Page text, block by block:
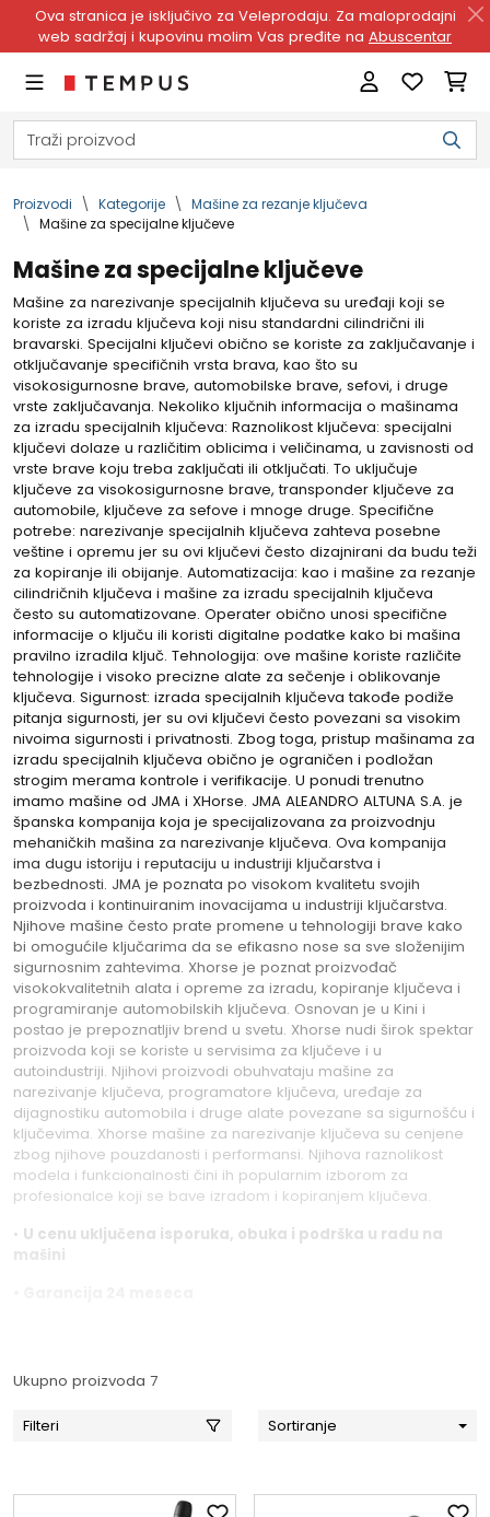
Ova stranica je isključivo za Veleprodaju. Za maloprodajni
web sadržaj i kupovinu molim Vas pređite na Abuscentar
Proizvodi Kategorije
Mašine za rezanje ključeva
Mašine za specijalne ključeve
Mašine za specijalne ključeve
Mašine za narezivanje specijalnih ključeva su uređaji koji se
koriste za izradu ključeva koji nisu standardni cilindrični ili
bravarski. Specijalni ključevi obično se koriste za zaključavanje i
otključavanje specifičnih vrsta brava, kao što su
visokosigurnosne brave, automobilske brave, sefovi, i druge
vrste zaključavanja. Nekoliko ključnih informacija o mašinama
za izradu specijalnih ključeva: Raznolikost ključeva: specijalni
ključevi dolaze u različitim oblicima i veličinama, u zavisnosti od
vrste brave koju treba zaključati ili otključati. To uključuje
ključeve za visokosigurnosne brave, transponder ključeve za
automobile, ključeve za sefove i mnoge druge. Specifične
potrebe: narezivanje specijalnih ključeva zahteva posebne
veštine i opremu jer su ovi ključevi često dizajnirani da budu teži
za kopiranje ili obijanje. Automatizacija: kao i mašine za rezanje
cilindričnih ključeva i mašine za izradu specijalnih ključeva
često su automatizovane. Operater obično unosi specifične
informacije o ključu ili koristi digitalne podatke kako bi mašina
pravilno izradila ključ. Tehnologija: ove mašine koriste različite
tehnologije i visoko precizne alate za sečenje i oblikovanje
ključeva. Sigurnost: izrada specijalnih ključeva takođe podiže
pitanja sigurnosti, jer su ovi ključevi često povezani sa visokim
nivoima sigurnosti i privatnosti. Zbog toga, pristup mašinama za
izradu specijalnih ključeva obično je ograničen i podložan
strogim merama kontrole i verifikacije. U ponudi trenutno
imamo mašine od JMA i XHorse. JMA ALEANDRO ALTUNA S.A. je
španska kompanija koja je specijalizovana za proizvodnju
mehaničkih mašina za narezivanje ključeva. Ova kompanija
ima dugu istoriju i reputaciju u industriji ključarstva i
bezbednosti. JMA je poznata po visokom kvalitetu svojih
proizvoda i kontinuiranim inovacijama u industriji ključarstva.
Njihove mašine često prate promene u tehnologiji brave kako
bi omogućile ključarima da se efikasno nose sa sve složenijim
sigurnosnim zahtevima. Xhorse je poznat proizvođač
visokokvalitetnih alata i opreme za izradu, kopiranje ključeva i
programiranje automobilskih ključeva. Osnovan je u Kini i
postao je prepoznatljiv brend u svetu. Xhorse nudi širok spektar
proizvoda koji se koriste u servisima za ključeve i u
autoindustriji. Njihovi proizvodi obuhvataju mašine za
narezivanje ključeva, programatore ključeva, uređaje za
dijagnostiku automobila i druge alate povezane sa sigurnošću i
ključevima. Xhorse mašine za narezivanje ključeva su cenjene
zbog njihove pouzdanosti i performansi. Njihova raznolikost
modela i funkcionalnosti čini ih popularnim izborom za
profesionalce koji se bave izradom i kopiranjem ključeva.
• U cenu uključena isporuka, obuka i podrška u radu na
mašini
Ukupno proizvoda 7
Filteri Sortiranje